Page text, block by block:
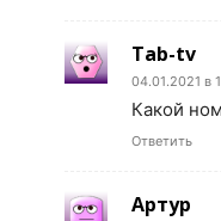
Tab-tv
04.01.2021 в
Какой
Ответить
Артур